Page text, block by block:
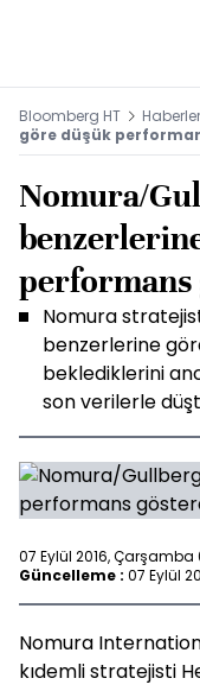
Bloomberg HT Haberler
göre düşük
Nomura/
performans
Nomura
benzerlerine
beklediklerini
son verilerle
07 Eylül 2016, Çarşamba
Güncelleme : 07 Eylül
Nomura
kıdemli stratejisti